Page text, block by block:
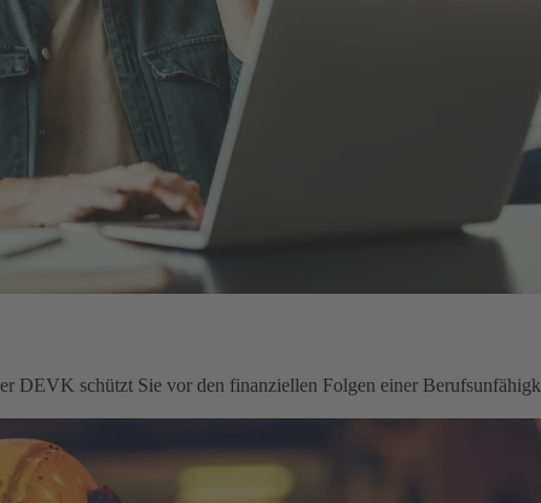
DEVK schützt Sie vor den finanziellen Folgen einer